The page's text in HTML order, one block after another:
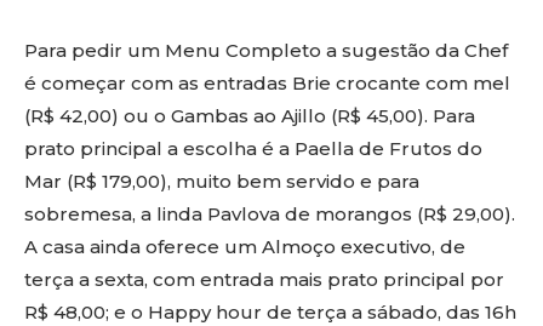
Para pedir um Menu Completo a sugestão da Chef
é começar com as entradas Brie crocante com mel
(R$ 42,00) ou o Gambas ao Ajillo (R$ 45,00). Para
prato principal a escolha é a Paella de Frutos do
Mar (R$ 179,00), muito bem servido e para
sobremesa, a linda Pavlova de morangos (R$ 29,00).
A casa ainda oferece um Almoço executivo, de
terça a sexta, com entrada mais prato principal por
R$ 48,00; e o Happy hour de terça a sábado, das 16h